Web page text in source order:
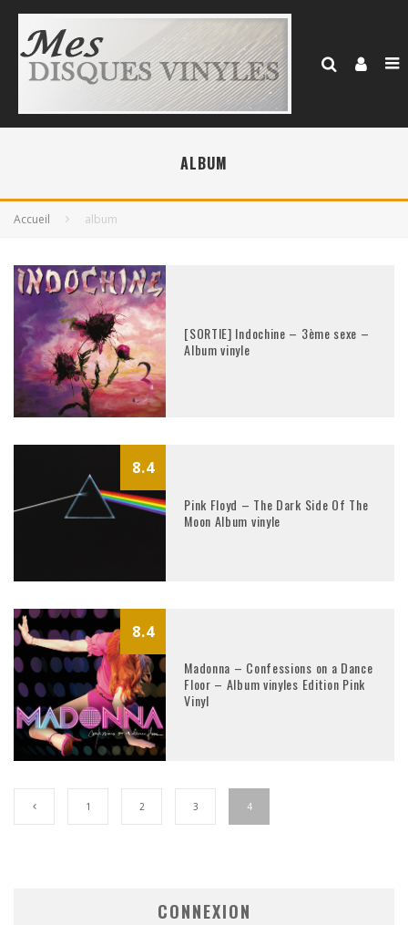
ALBUM
Accueil album
[SORTIE] Indochine – 3ème sexe –
Album vinyle
8.4
Pink Floyd – The Dark Side Of The
Moon Album vinyle
8.4
Madonna – Confessions on a Dance
Floor – Album vinyles Edition Pink
Vinyl
1 2 3 4
CONNEXION